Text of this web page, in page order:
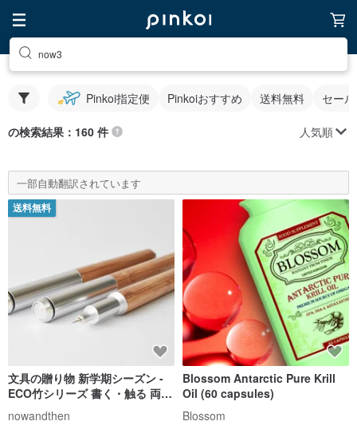
now3
Pinkoi指定便 Pinkoiおすすめ 送料無料 セー
の検索結果：160 件 人気順
一部自動翻訳されています
送料無料
文具の贈り物 新学期シーズン -
ECO竹シリーズ 書く・触る 両用
中性ペンセット
nowandthen
Blossom Antarctic Pure Krill
Oil (60 capsules)
Blossom